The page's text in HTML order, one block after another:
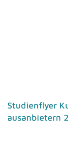
Studienflyer
ausanbietern